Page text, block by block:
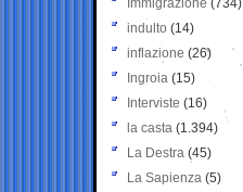
Immigrazione (734)
indulto (14)
inflazione (26)
Ingroia (15)
Interviste (16)
la casta (1.394)
La Destra (45)
La Sapienza (5)